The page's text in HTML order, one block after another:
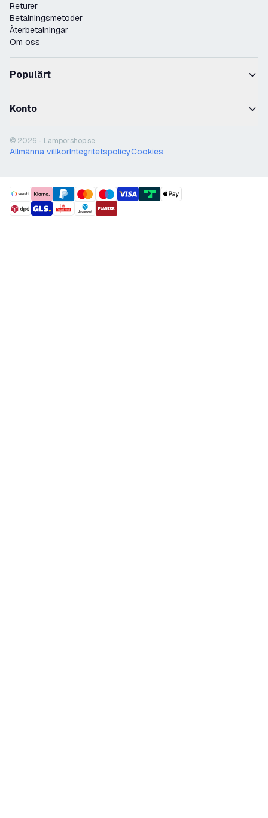
Returer
Betalningsmetoder
Återbetalningar
Om oss
Populärt
Konto
© 2026 - Lamporshop.se
Allmänna villkorIntegritetspolicyCookies
payment methods
shipment methods